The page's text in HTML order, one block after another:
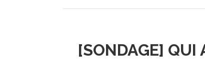
[SONDAGE] QUI